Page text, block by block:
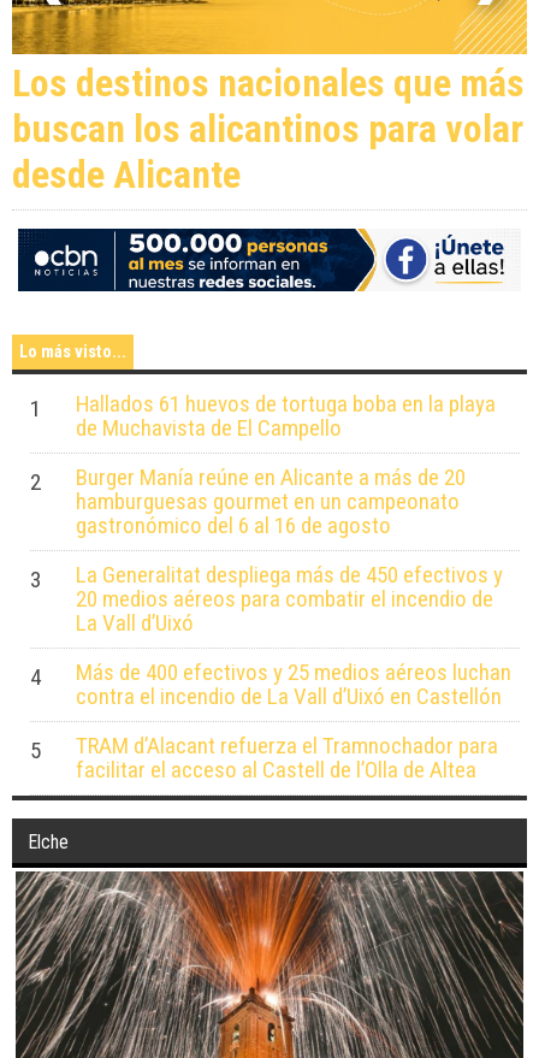
Los destinos nacionales que más
buscan los alicantinos para volar
desde Alicante
Lo más visto...
1
Hallados 61 huevos de tortuga boba en la playa
de Muchavista de El Campello
2
Burger Manía reúne en Alicante a más de 20
hamburguesas gourmet en un campeonato
gastronómico del 6 al 16 de agosto
3
La Generalitat despliega más de 450 efectivos y
20 medios aéreos para combatir el incendio de
La Vall d’Uixó
4
Más de 400 efectivos y 25 medios aéreos luchan
contra el incendio de La Vall d’Uixó en Castellón
5
TRAM d’Alacant refuerza el Tramnochador para
facilitar el acceso al Castell de l’Olla de Altea
Elche